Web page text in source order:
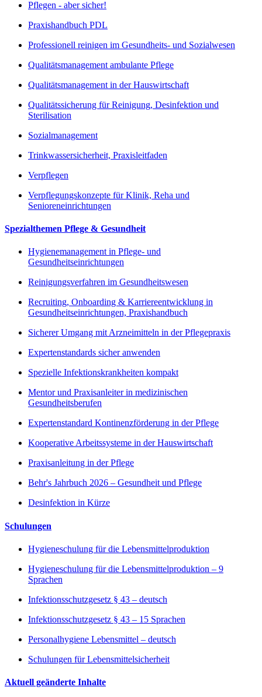
Pflegen - aber sicher!
Praxishandbuch PDL
Professionell reinigen im Gesundheits- und Sozialwesen
Qualitätsmanagement ambulante Pflege
Qualitätsmanagement in der Hauswirtschaft
Qualitätssicherung für Reinigung, Desinfektion und
Sterilisation
Sozialmanagement
Trinkwassersicherheit, Praxisleitfaden
Verpflegen
Verpflegungskonzepte für Klinik, Reha und
Senioreneinrichtungen
Spezialthemen Pflege & Gesundheit
Hygienemanagement in Pflege- und
Gesundheitseinrichtungen
Reinigungsverfahren im Gesundheitswesen
Recruiting, Onboarding & Karriereentwicklung in
Gesundheitseinrichtungen, Praxishandbuch
Sicherer Umgang mit Arzneimitteln in der Pflegepraxis
Expertenstandards sicher anwenden
Spezielle Infektionskrankheiten kompakt
Mentor und Praxisanleiter in medizinischen
Gesundheitsberufen
Expertenstandard Kontinenzförderung in der Pflege
Kooperative Arbeitssysteme in der Hauswirtschaft
Praxisanleitung in der Pflege
Behr's Jahrbuch 2026 – Gesundheit und Pflege
Desinfektion in Kürze
Schulungen
Hygieneschulung für die Lebensmittelproduktion
Hygieneschulung für die Lebensmittelproduktion – 9
Sprachen
Infektionsschutzgesetz § 43 – deutsch
Infektionsschutzgesetz § 43 – 15 Sprachen
Personalhygiene Lebensmittel – deutsch
Schulungen für Lebensmittelsicherheit
Aktuell geänderte Inhalte